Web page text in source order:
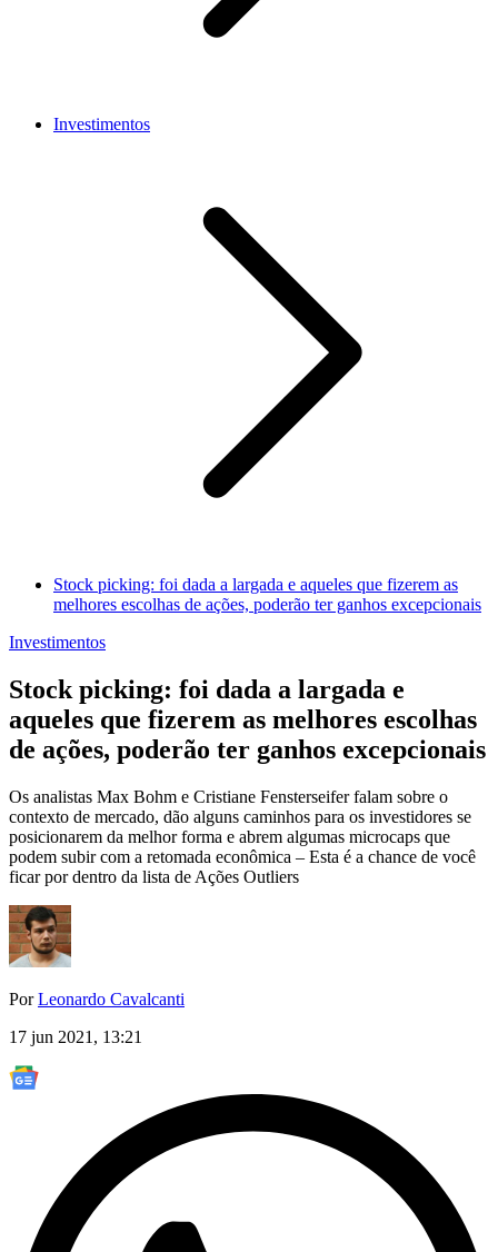
Investimentos
Stock picking: foi dada a largada e aqueles que fizerem as
melhores escolhas de ações, poderão ter ganhos excepcionais
Investimentos
Stock picking: foi dada a largada e
aqueles que fizerem as melhores escolhas
de ações, poderão ter ganhos excepcionais
Os analistas Max Bohm e Cristiane Fensterseifer falam sobre o
contexto de mercado, dão alguns caminhos para os investidores se
posicionarem da melhor forma e abrem algumas microcaps que
podem subir com a retomada econômica – Esta é a chance de você
ficar por dentro da lista de Ações Outliers
PorLeonardo Cavalcanti
17 jun 2021, 13:21